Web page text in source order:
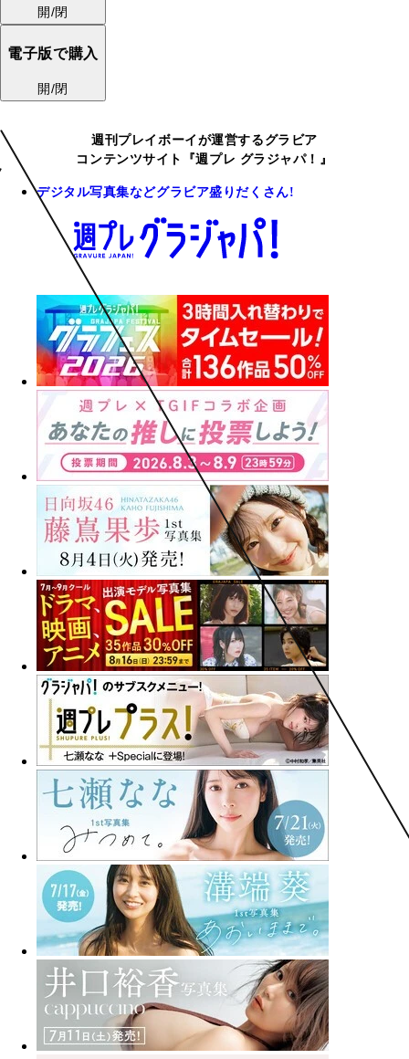
開/閉
電子版で購入
開/閉
週刊プレイボーイが運営するグラビア
コンテンツサイト『週プレ グラジャパ！』
デジタル写真集などグラビア盛りだくさん!